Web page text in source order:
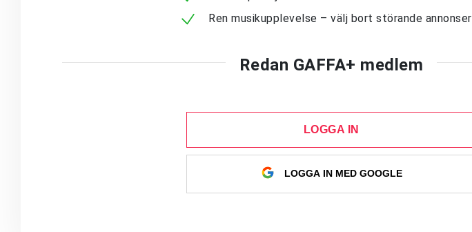
Ren musikupplevelse – välj bort störande annonser
Redan GAFFA+ medlem
LOGGA IN
LOGGA IN MED GOOGLE